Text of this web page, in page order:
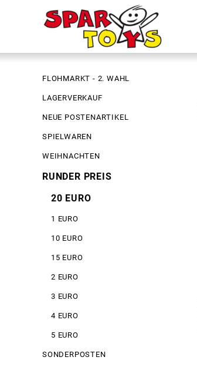
FLOHMARKT - 2. WAHL
LAGERVERKAUF
NEUE POSTENARTIKEL
SPIELWAREN
WEIHNACHTEN
RUNDER PREIS
20 EURO
1 EURO
10 EURO
15 EURO
2 EURO
3 EURO
4 EURO
5 EURO
SONDERPOSTEN